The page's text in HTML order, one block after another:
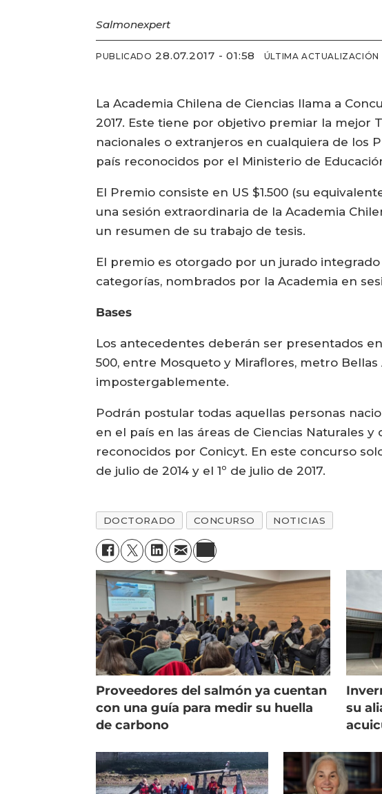
Salmonexpert
PUBLICADO 28.07.2017 - 01:58 ÚLTIMA ACTUALIZACIÓN
La Academia Chilena de Ciencias llama a
2017. Este tiene por objetivo premiar la mejor
nacionales o extranjeros en cualquiera de los
país reconocidos por el Ministerio de
El Premio consiste en US $1.500 (su
una sesión extraordinaria de la Academia
un resumen de su trabajo de tesis.
El premio es otorgado por un jurado
categorías, nombrados por la Academia en
Bases
Los antecedentes deberán ser presentados
500, entre Mosqueto y Miraflores, metro Bellas
impostergablemente.
Podrán postular todas aquellas personas
en el país en las áreas de Ciencias Naturales
reconocidos por Conicyt. En este concurso
de julio de 2014 y el 1º de julio de 2017.
DOCTORADO CONCURSO NOTICIAS
Proveedores del salmón ya cuentan
con una guía para medir su huella
de carbono
su